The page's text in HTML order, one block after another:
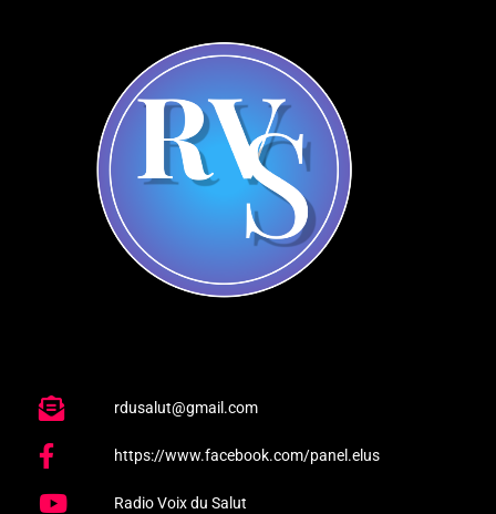
rdusalut@gmail.com
https://www.facebook.com/panel.elus
Radio Voix du Salut